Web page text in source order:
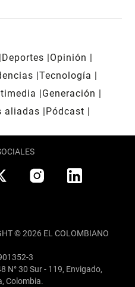
Deportes
Opinión
Tecnología
Generación
aliadas
Pódcast
© 2026 EL COLOMBIANO
3
N° 30 Sur - 119, Envigado,
Colombia.